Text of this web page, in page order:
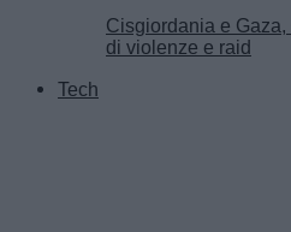
Cisgiordania e
di violenze e raid
Tech